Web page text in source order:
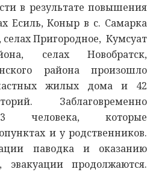
в результате повышения
Есиль, Коныр в с. Самарка
селах Пригородное, Кумсуат
селах Новобратск,
района произошло
жилых дома и 42
Заблаговременно
человека, которые
и у родственников.
паводка и оказанию
продолжаются.